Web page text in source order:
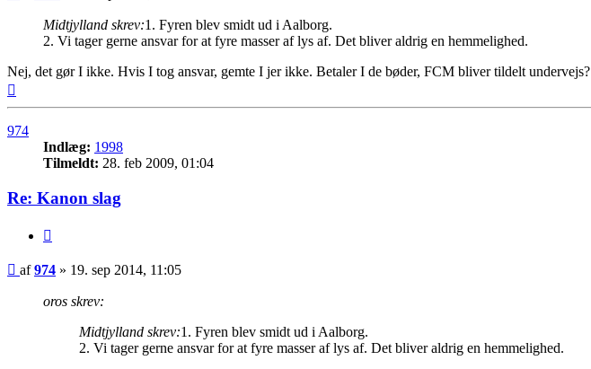
Midtjylland skrev:1. Fyren blev smidt ud i Aalborg.
2. Vi tager gerne ansvar for at fyre masser af lys af. Det bliver aldrig en hemmelighed.
Nej, det gør I ikke. Hvis I tog ansvar, gemte I jer ikke. Betaler I de bøder, FCM bliver tildelt undervejs?
974
Indlæg: 1998
Tilmeldt: 28. feb 2009, 01:04
Re: Kanon slag
Indlæg
af974 » 19. sep 2014, 11:05
oros skrev:
Midtjylland skrev:1. Fyren blev smidt ud i Aalborg.
2. Vi tager gerne ansvar for at fyre masser af lys af. Det bliver aldrig en hemmelighed.